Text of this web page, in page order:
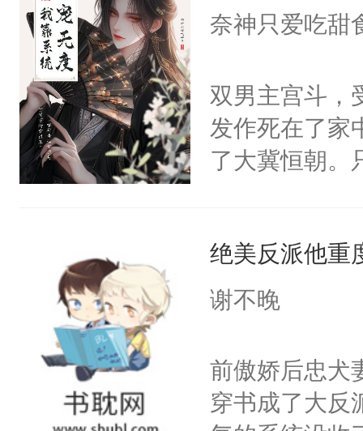
I，他们决定
莲花可不止有
点脑袋，看着
常见问题一：
教科书版：“
母的微笑：“
留看着面前
人，突然醒悟
卫天还没亮，
腰：“陛下，
奈神只爱吃甜
双男主宫斗，
发作死在了家
了大冀恒朝。
惜被人暗害，
绝。主神知晓
朝，一个从未
为三种性别。
构与男子相同
绝美反派他重
谢不晚
前傲娇后忠犬
穿书成了大反